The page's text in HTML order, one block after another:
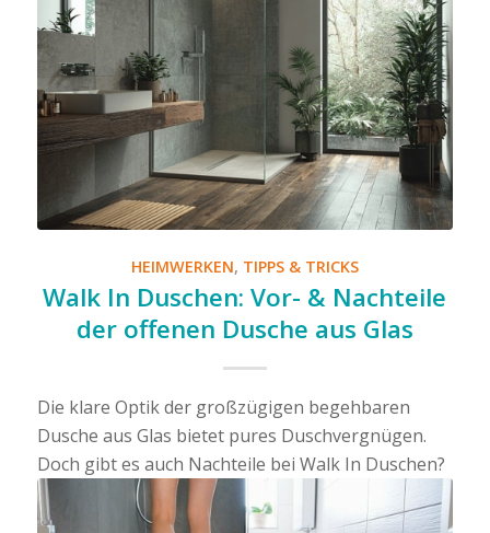
HEIMWERKEN, TIPPS & TRICKS
Walk In Duschen: Vor- & Nachteile
der offenen Dusche aus Glas
Die klare Optik der großzügigen begehbaren
Dusche aus Glas bietet pures Duschvergnügen.
Doch gibt es auch Nachteile bei Walk In Duschen?